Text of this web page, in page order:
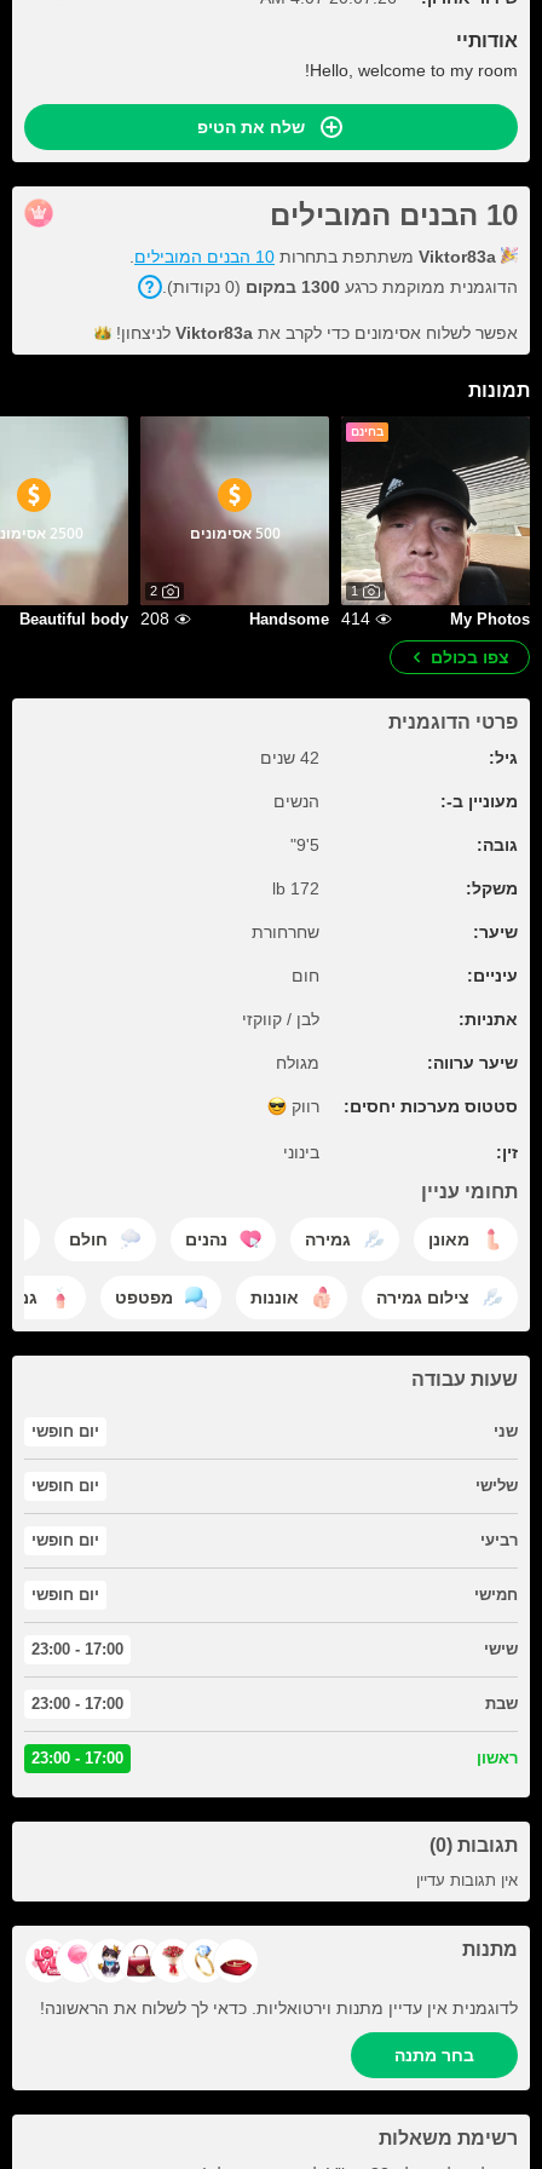
אודותיי
Hello, welcome to my room!
שלח את הטיפ
10 הבנים המובילים
Viktor83a משתתפת בתחרות 10 הבנים המובילים
הדוגמנית ממוקמת כרגע 1300 במקום (0 נקודות).
אפשר לשלוח אסימונים כדי לקרב את Viktor83a לניצחון!
תמונות
בחינם
1
My Photos
414
500 אסימונים
2
Handsome
208
2500 אסימונים
Beautiful body
צפו בכולם
פרטי הדוגמנית
גיל: 42 שנים
מעוניין ב-: הנשים
גובה: 5'9"
משקל: 172 lb
שיער: שחרחורת
עיניים: חום
אתניות: לבן / קווקזי
שיער ערווה: מגולח
סטטוס מערכות יחסים: רווק
זין: בינוני
תחומי עניין
מאונן גמירה נהנים חולם
צילום גמירה אוננות מפטפט
שעות עבודה
שני יום חופשי
שלישי יום חופשי
רביעי יום חופשי
חמישי יום חופשי
שישי 17:00 - 23:00
שבת 17:00 - 23:00
ראשון 17:00 - 23:00
תגובות (0)
אין תגובות עדיין
מתנות
לדוגמנית אין עדיין מתנות וירטואליות. כדאי לך לשלוח את הראשונה!
בחר מתנה
רשימת משאלות